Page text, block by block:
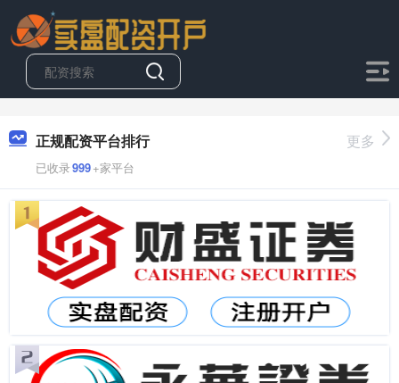
正规配资平台排行
已收录999+家平台
更多